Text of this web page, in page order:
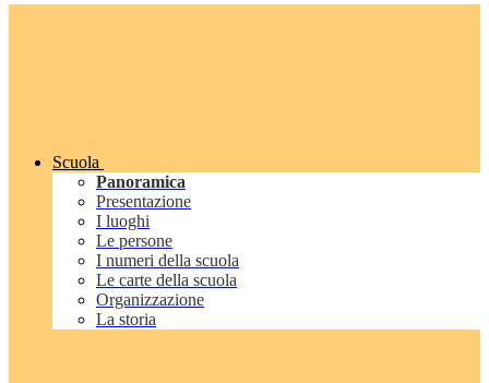
Scuola
Panoramica
Presentazione
I luoghi
Le persone
I numeri della scuola
Le carte della scuola
Organizzazione
La storia